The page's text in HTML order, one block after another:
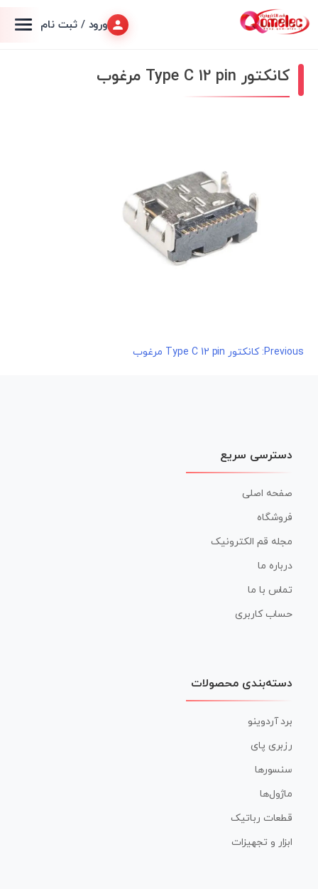
ورود / ثبت نام
کانکتور Type C 12 pin مرغوب
راهبری
Previous: کانکتور Type C 12 pin مرغوب
دسترسی سریع
صفحه اصلی
فروشگاه
مجله قم الکترونیک
درباره ما
تماس با ما
حساب کاربری
دسته‌بندی محصولات
برد آردوینو
رزبری پای
سنسورها
ماژول‌ها
قطعات رباتیک
ابزار و تجهیزات